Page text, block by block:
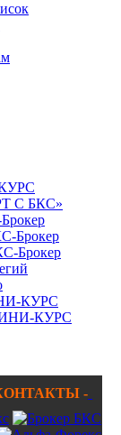
С БКС»
Брокер
Брокер
КУРС
КУРС
-